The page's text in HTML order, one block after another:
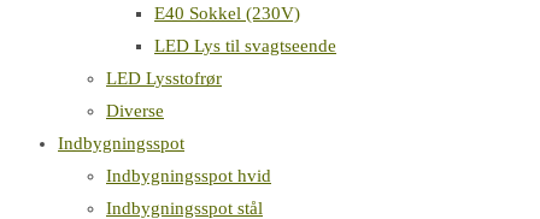
E40 Sokkel (230V)
LED Lys til svagtseende
LED Lysstofrør
Diverse
Indbygningsspot
Indbygningsspot hvid
Indbygningsspot stål